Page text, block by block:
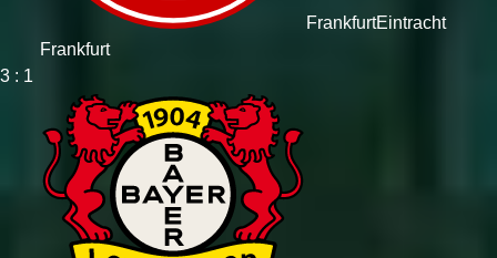
FrankfurtEintracht
Frankfurt
3 : 1